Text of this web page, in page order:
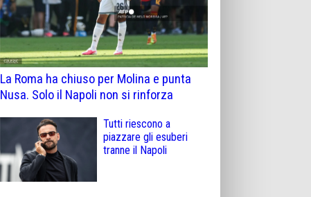
La Roma ha chiuso per Molina e punta
Nusa. Solo il Napoli non si rinforza
Tutti riescono a
piazzare gli esuberi
tranne il Napoli